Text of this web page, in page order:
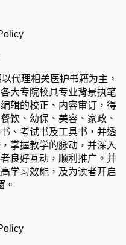
代理相关医护书籍为主，
大专院校具专业背景执笔
辑的校正、内容审订，得
饮、幼保、美容、家政、
、考试书及工具书，并透
掌握教学的脉动，并深入
良好互动，顺利推广。并
学习效能，及为读者开启
。